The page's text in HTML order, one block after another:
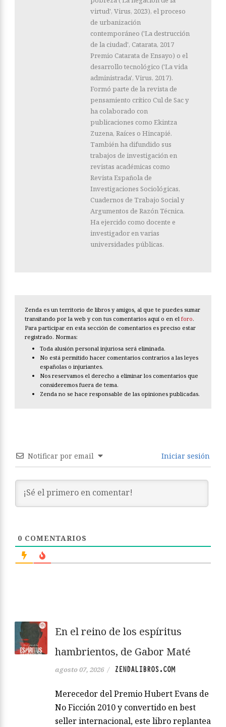
virtud', Virus, 2023), el proceso
de urbanización
contemporáneo ('La destrucción
de la ciudad', Catarata, 2017
Premio Catarata de Ensayo) o el
desarrollo tecnológico ('La vida
administrada', Virus, 2017).
Formó parte de la revista de
pensamiento crítico Cul de Sac y
ha colaborado con
publicaciones como Ekintza
Zuzena, Raíces o Hincapié.
También ha difundido sus
trabajos de investigación en
revistas académicas como
Revista Española de
Investigaciones Sociológicas,
Cuadernos de Trabajo Social y
Argumentos de Razón Técnica.
Ha ejercido como docente e
investigador en varias
universidades públicas.
Zenda es un territorio de libros y amigos, al que te puedes sumar
transitando por la web y con tus comentarios aquí o en el foro.
Para participar en esta sección de comentarios es preciso estar
registrado. Normas:
Toda alusión personal injuriosa será eliminada.
No está permitido hacer comentarios contrarios a las leyes
españolas o injuriantes.
Nos reservamos el derecho a eliminar los comentarios que
consideremos fuera de tema.
Zenda no se hace responsable de las opiniones publicadas.
Notificar por email Iniciar sesión
0 COMENTARIOS
En el reino de los espíritus
hambrientos, de Gabor Maté
agosto 07, 2026 / ZENDALIBROS.COM
Merecedor del Premio Hubert Evans de
No Ficción 2010 y convertido en best
seller internacional, este libro replantea